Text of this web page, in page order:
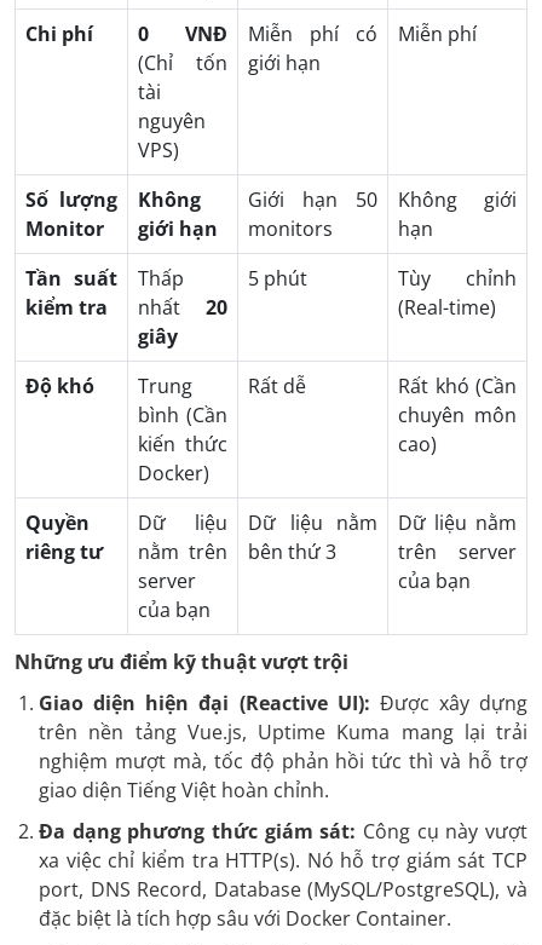
Chi phí
0 VNĐ
(Chỉ tốn
tài
nguyên
VPS)
Miễn phí có
giới hạn
Miễn phí
Số lượng
Monitor
Không
giới hạn
Giới hạn 50
monitors
Không giới
hạn
Tần suất
kiểm tra
Thấp
nhất 20
giây
5 phút
Tùy chỉnh
(Real-time)
Độ khó
Trung
bình (Cần
kiến thức
Docker)
Rất dễ
Rất khó (Cần
chuyên môn
cao)
Quyền
riêng tư
Dữ liệu
nằm trên
server
của bạn
Dữ liệu nằm
bên thứ 3
Dữ liệu nằm
trên server
của bạn
Những ưu điểm kỹ thuật vượt trội
Giao diện hiện đại (Reactive UI): Được xây dựng
trên nền tảng Vue.js, Uptime Kuma mang lại trải
nghiệm mượt mà, tốc độ phản hồi tức thì và hỗ trợ
giao diện Tiếng Việt hoàn chỉnh.
Đa dạng phương thức giám sát: Công cụ này vượt
xa việc chỉ kiểm tra HTTP(s). Nó hỗ trợ giám sát TCP
port, DNS Record, Database (MySQL/PostgreSQL), và
đặc biệt là tích hợp sâu với Docker Container.